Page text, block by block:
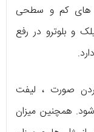
های کم و سطحی
و بلوترو در رفع
صورت ، لیفت
همچنین میزان